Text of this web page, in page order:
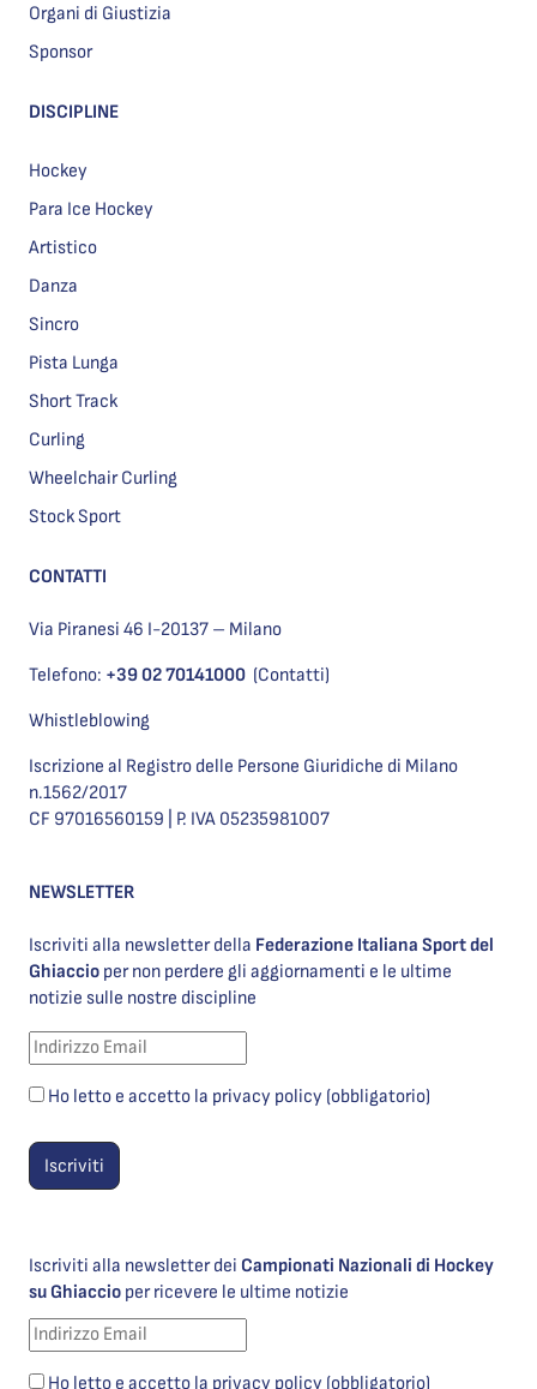
Organi di Giustizia
Sponsor
DISCIPLINE
Hockey
Para Ice Hockey
Artistico
Danza
Sincro
Pista Lunga
Short Track
Curling
Wheelchair Curling
Stock Sport
CONTATTI
Via Piranesi 46 I-20137 – Milano
Telefono: +39 02 70141000 (Contatti)
Whistleblowing
Iscrizione al Registro delle Persone Giuridiche di Milano
n.1562/2017
CF 97016560159 | P. IVA 05235981007
NEWSLETTER
Iscriviti alla newsletter della Federazione Italiana Sport del
Ghiaccio per non perdere gli aggiornamenti e le ultime
notizie sulle nostre discipline
Ho letto e accetto la privacy policy (obbligatorio)
Iscriviti alla newsletter dei Campionati Nazionali di Hockey
su Ghiaccio per ricevere le ultime notizie
Ho letto e accetto la privacy policy (obbligatorio)